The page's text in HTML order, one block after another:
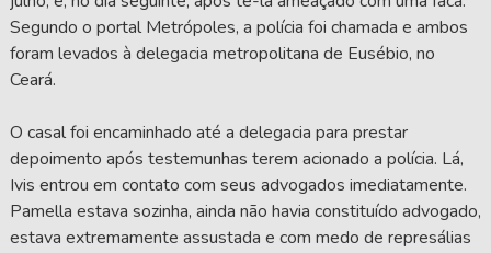
Segundo o portal Metrópoles, a polícia foi chamada e ambos
foram levados à delegacia metropolitana de Eusébio, no
Ceará.
O casal foi encaminhado até a delegacia para prestar
depoimento após testemunhas terem acionado a polícia. Lá,
Ivis entrou em contato com seus advogados imediatamente.
Pamella estava sozinha, ainda não havia constituído advogado,
estava extremamente assustada e com medo de represálias